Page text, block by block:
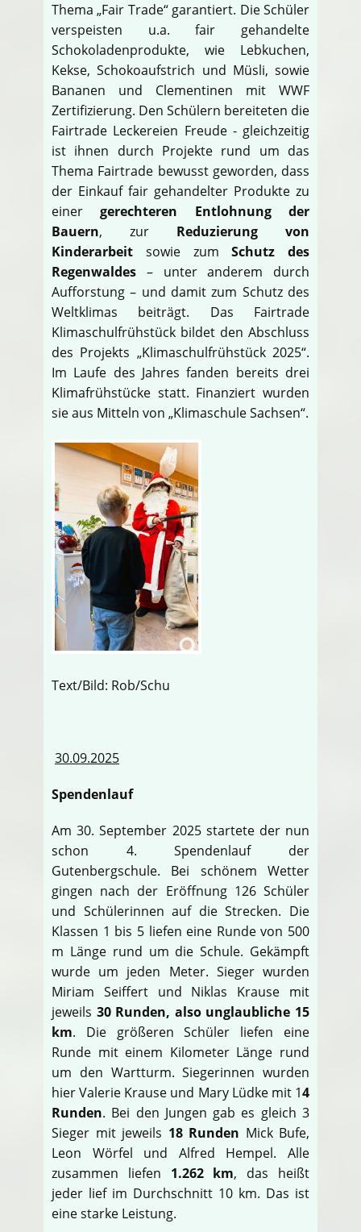
Thema „Fair Trade“ garantiert. Die Schüler
verspeisten u.a. fair gehandelte
Schokoladenprodukte, wie Lebkuchen,
Kekse, Schokoaufstrich und Müsli, sowie
Bananen und Clementinen mit WWF
Zertifizierung. Den Schülern bereiteten die
Fairtrade Leckereien Freude - gleichzeitig
ist ihnen durch Projekte rund um das
Thema Fairtrade bewusst geworden, dass
der Einkauf fair gehandelter Produkte zu
einergerechteren Entlohnung der
Bauern, zur Reduzierung von
Kinderarbeit sowie zumSchutz des
Regenwaldes – unter anderem durch
Aufforstung – und damit zum Schutz des
Weltklimas beiträgt. Das Fairtrade
Klimaschulfrühstück bildet den Abschluss
des Projekts „Klimaschulfrühstück 2025“.
Im Laufe des Jahres fanden bereits drei
Klimafrühstücke statt. Finanziert wurden
sie aus Mitteln von „Klimaschule Sachsen“.
Text/Bild: Rob/Schu
30.09.2025
Spendenlauf
Am 30. September 2025 startete der nun
schon 4. Spendenlauf der
Gutenbergschule. Bei schönem Wetter
gingen nach der Eröffnung 126 Schüler
und Schülerinnen auf die Strecken. Die
Klassen 1 bis 5 liefen eine Runde von 500
m Länge rund um die Schule. Gekämpft
wurde um jeden Meter. Sieger wurden
Miriam Seiffert und Niklas Krause mit
jeweils 30 Runden, also unglaubliche 15
km. Die größeren Schüler liefen eine
Runde mit einem Kilometer Länge rund
um den Wartturm. Siegerinnen wurden
hier Valerie Krause und Mary Lüdke mit 14
Runden. Bei den Jungen gab es gleich 3
Sieger mit jeweils 18 Runden Mick Bufe,
Leon Wörfel und Alfred Hempel. Alle
zusammen liefen 1.262 km, das heißt
jeder lief im Durchschnitt 10 km. Das ist
eine starke Leistung.